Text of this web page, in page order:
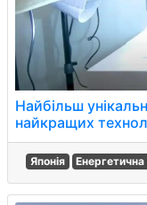
Найбільш
найкращих
Японія Енергетична